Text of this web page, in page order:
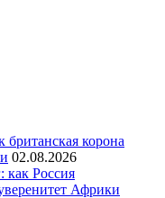
корона
02.08.2026
как Россия
Африки